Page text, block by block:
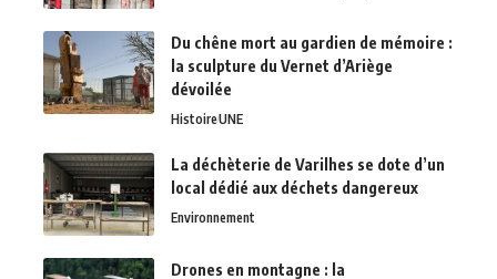
Du chêne mort au gardien de mémoire :
la sculpture du Vernet d’Ariège
dévoilée
HistoireUNE
La déchèterie de Varilhes se dote d’un
local dédié aux déchets dangereux
Environnement
Drones en montagne : la